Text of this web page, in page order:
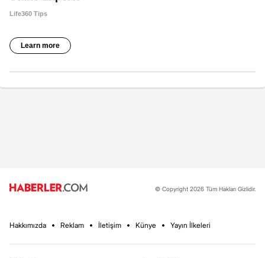
© Copyright 2026 Tüm Hakları Gizlidir.
Hakkımızda Reklam İletişim Künye Yayın İlkeleri